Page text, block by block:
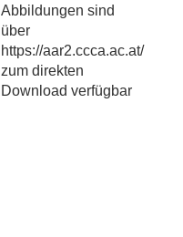
Abbildungen sind
über
https://aar2.ccca.ac.at/
zum direkten
Download verfügbar